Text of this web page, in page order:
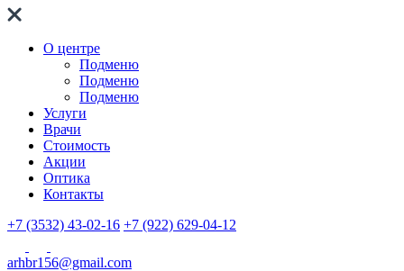
О центре
Подменю
Подменю
Подменю
Услуги
Врачи
Стоимость
Акции
Оптика
Контакты
+7 (3532) 43-02-16 +7 (922) 629-04-12
arhbr156@gmail.com